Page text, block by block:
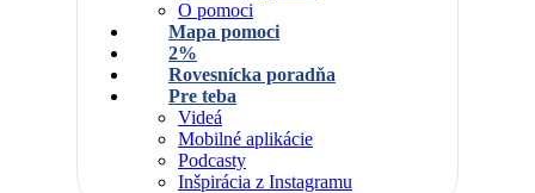
O pomoci
Mapa pomoci
2%
Rovesnícka poradňa
Pre teba
Videá
Mobilné aplikácie
Podcasty
Inšpirácia z Instagramu